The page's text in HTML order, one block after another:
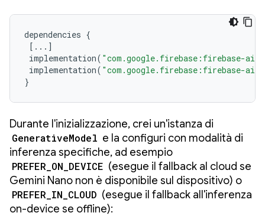
dependencies {
[ ... ]
implementation( "com.google.firebase:firebase-
implementation( "com.google.firebase:firebase-ai-
}
Durante l'inizializzazione, crei un'istanza di
GenerativeModel e la configuri con modalità di
inferenza specifiche, ad esempio
PREFER_ON_DEVICE (esegue il fallback al cloud se
Gemini Nano non è disponibile sul dispositivo) o
PREFER_IN_CLOUD (esegue il fallback all'inferenza
on-device se offline):